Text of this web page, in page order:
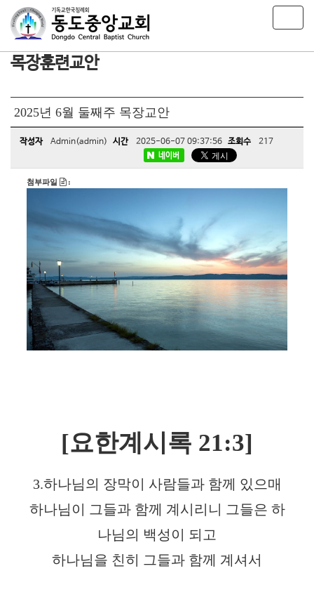
o
v
목장훈련교안
2025년 6월 둘째주 목장교안
작성자 Admin(admin) 시간 2025-06-07 09:37:56 조회수 217
네이버
첨부파일 :
[요한계시록 21:3]
3.하나님의 장막이 사람들과 함께 있으매
하나님이 그들과 함께 계시리니 그들은 하
나님의 백성이 되고
하나님을 친히 그들과 함께 계셔서